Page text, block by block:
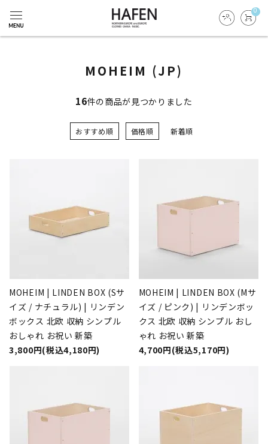
0
MOHEIM (JP)
16件の商品が見つかりました
おすすめ順 価格順 新着順
MOHEIM | LINDEN BOX (Sサ
イズ / ナチュラル) | リンデン
ボックス 北欧 収納 シンプル
おしゃれ お祝い 新築
3,800円(税込4,180円)
MOHEIM | LINDEN BOX (Mサ
イズ / ピンク) | リンデンボッ
クス 北欧 収納 シンプル おし
ゃれ お祝い 新築
4,700円(税込5,170円)